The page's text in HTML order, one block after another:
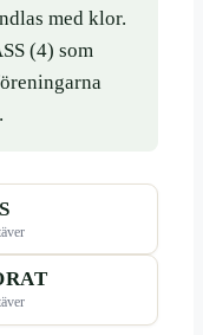
med klor.
(4) som